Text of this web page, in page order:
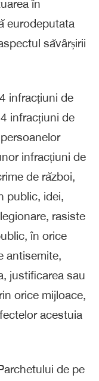
în
eurodeputata
săvârșirii
infracțiuni de
infracțiuni de
infracțiuni de
de război,
public, idei,
rasiste
în orice
antisemite,
justificarea sau
orice mijloace,
acestuia
de pe